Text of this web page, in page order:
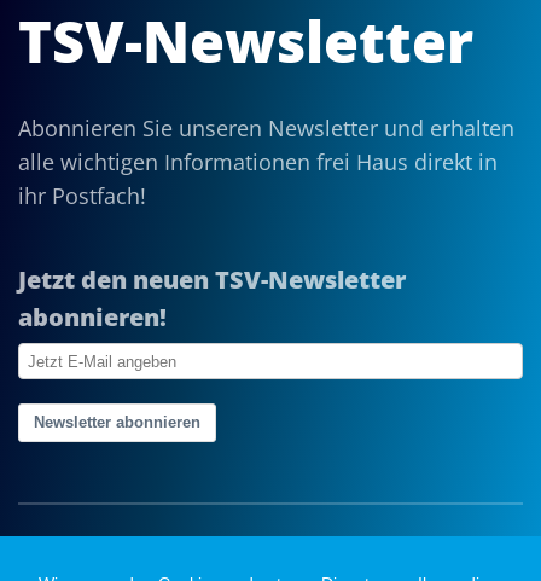
TSV-Newsletter
Abonnieren Sie unseren Newsletter und erhalten
alle wichtigen Informationen frei Haus direkt in
ihr Postfach!
Jetzt den neuen TSV-Newsletter
abonnieren!
Newsletter abonnieren